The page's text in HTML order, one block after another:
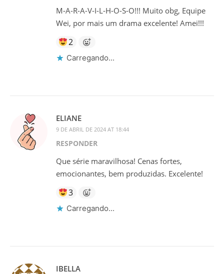
M-A-R-A-V-I-L-H-O-S-O!!! Muito obg, Equipe
Wei, por mais um drama excelente! Amei!!!
2
Carregando...
ELIANE
9 DE ABRIL DE 2024 AT 18:44
RESPONDER
Que série maravilhosa! Cenas fortes,
emocionantes, bem produzidas. Excelente!
3
Carregando...
IBELLA